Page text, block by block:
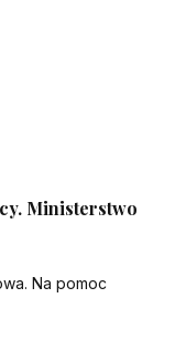
Ministerstwo